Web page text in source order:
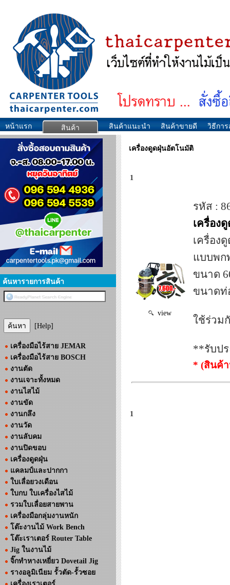
หน้าแรก สินค้า สินค้าแนะนำ สินค้าขายดี วิธีกา
ค้นหารายการสินค้า
[Help]
เครื่องมือไร้สาย JEMAR
เครื่องมือไร้สาย BOSCH
งานตัด
งานเจาะทั้งหมด
งานไสไม้
งานขัด
งานกลึง
งานวัด
งานลับคม
งานปิดขอบ
เครื่องดูดฝุ่น
แคลมป์และปากกา
ใบเลื่อยวงเดือน
ใบกบ ใบเครื่องไสไม้
รวมใบเลื่อยสายพาน
เครื่องมือกลุ่มงานหนัก
โต๊ะงานไม้ Work Bench
โต๊ะเราเตอร์ Router Table
Jig ในงานไม้
จิ๊กทำหางเหยี่ยว Dovetail Jig
รางอลูมิเนียม รั้วตัด-รั้วซอย
เครื่องดูดฝุ่นอัตโนมัติ
1
view
รหัส :
เครื่อง
เครื่อง
แบบพก
ขนาด
ขนาดท่
ใช้ร่วม
**รับป
* (สินค้
1